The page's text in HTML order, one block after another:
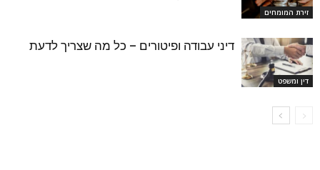
זירת המומחים
דין ומשפט
דיני עבודה ופיטורים – כל מה שצריך לדעת